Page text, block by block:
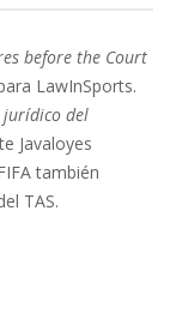
before the Court
LawInSports.
jurídico del
Javaloyes
también
TAS.